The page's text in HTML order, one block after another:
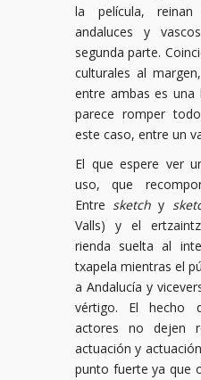
la película,
andaluces y
segunda parte.
culturales al
entre ambas es
parece romper
este caso, entre un
El que espere ver
uso, que
Entre sketch y
Valls) y el
rienda suelta al
txapela mientras el
a Andalucía y
vértigo. El hecho
actores no dejen
actuación y
punto fuerte ya que